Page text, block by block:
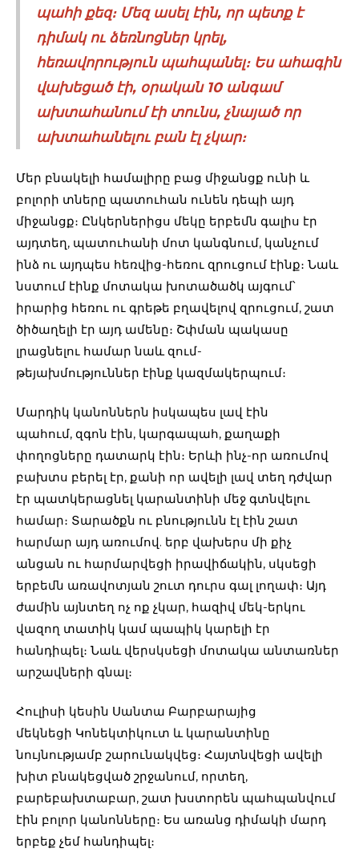
պահի քեզ։ Մեզ ասել էին, որ պետք է
դիմակ ու ձեռնոցներ կրել,
հեռավորություն պահպանել։ Ես ահագին
վախեցած էի, օրական 10 անգամ
ախտահանում էի տունս, չնայած որ
ախտահանելու բան էլ չկար։
Մեր բնակելի համալիրը բաց միջանցք ունի և
բոլորի տները պատուհան ունեն դեպի այդ
միջանցք։ Ընկերներիցս մեկը երբեմն գալիս էր
այդտեղ, պատուհանի մոտ կանգնում, կանչում
ինձ ու այդպես հեռվից-հեռու զրուցում էինք։ Նաև
նստում էինք մոտակա խոտածածկ այգում՝
իրարից հեռու ու գրեթե բղավելով զրուցում, շատ
ծիծաղելի էր այդ ամենը։ Շփման պակասը
լրացնելու համար նաև զում-
թեյախմություններ էինք կազմակերպում։
Մարդիկ կանոններն իսկապես լավ էին
պահում, զգոն էին, կարգապահ, քաղաքի
փողոցները դատարկ էին։ Երևի ինչ-որ առումով
բախտս բերել էր, քանի որ ավելի լավ տեղ դժվար
էր պատկերացնել կարանտինի մեջ գտնվելու
համար։ Տարածքն ու բնությունն էլ էին շատ
հարմար այդ առումով. երբ վախերս մի քիչ
անցան ու հարմարվեցի իրավիճակին, սկսեցի
երբեմն առավոտյան շուտ դուրս գալ լողափ։ Այդ
ժամին այնտեղ ոչ ոք չկար, հազիվ մեկ-երկու
վազող տատիկ կամ պապիկ կարելի էր
հանդիպել։ Նաև վերսկսեցի մոտակա անտառներ
արշավների գնալ։
Հուլիսի կեսին Սանտա Բարբարայից
մեկնեցի Կոնեկտիկուտ և կարանտինը
նույնությամբ շարունակվեց։ Հայտնվեցի ավելի
խիտ բնակեցված շրջանում, որտեղ,
բարեբախտաբար, շատ խստորեն պահպանվում
էին բոլոր կանոնները։ Ես առանց դիմակի մարդ
երբեք չեմ հանդիպել։